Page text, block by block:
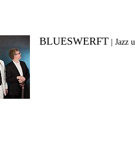
BLUESWERFT |Jazz